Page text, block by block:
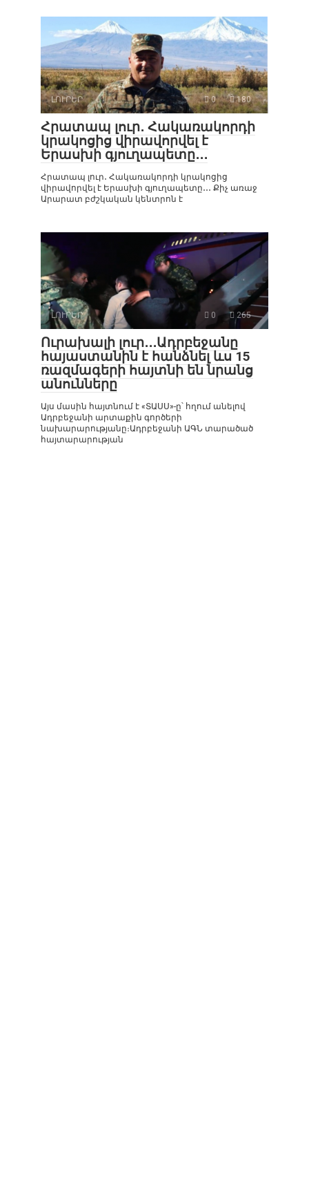
ԼՈՒՐԵՐ 0 180
Հրատապ լուր․ Հակառակորդի
կրակոցից վիրավորվել է
Երասխի գյուղապետը․․․
Հրատապ լուր․ Հակառակորդի կրակոցից
վիրավորվել է Երասխի գյուղապետը․․․ Քիչ առաջ
Արարատ բժշկական կենտրոն է
ԼՈՒՐԵՐ 0 265
Ուրախալի լուր․․․Ադրբեջանը
հայաստանին է հանձնել ևս 15
ռազմագերի հայտնի են նրանց
անունները
Այս մասին հայտնում է «ՏԱՍՍ»-ը՝ հղում անելով
Ադրբեջանի արտաքին գործերի
նախարարությանը։Ադրբեջանի ԱԳՆ տարածած
հայտարարության